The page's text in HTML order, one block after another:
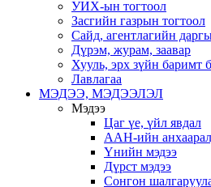
УИХ-ын тогтоол
Засгийн газрын тогтоол
Сайд, агентлагийн
Дүрэм, журам, заавар
Хууль, эрх зүйн баримт
Лавлагаа
МЭДЭЭ, МЭДЭЭЛЭЛ
Мэдээ
Цаг үе, үйл явдал
ААН-ийн
Үнийн мэдээ
Дүрст мэдээ
Сонгон